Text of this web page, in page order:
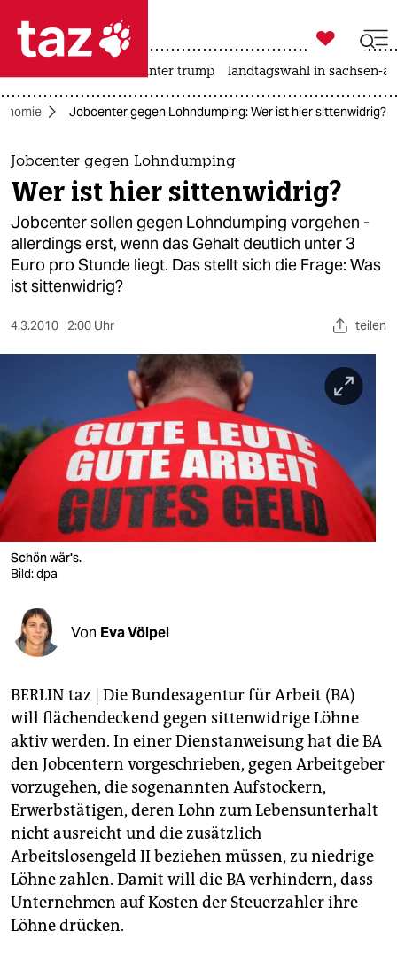
 taz zahl ich
taz zahl ich
themen
politik
öko
gesellschaft
kultur
sport
nord
wahrheit
verlag
verlag
shop
fragen & hilfe
unterstützen
abo
genossenschaft
epaper login

taz zahl ich
usa unter trump landtagswahl in sachsen-
Jobcenter gegen Lohndumping: Wer ist hier sittenwidrig?
Jobcenter gegen Lohndumping
Wer ist hier sittenwidrig?
Jobcenter sollen gegen Lohndumping vorgehen -
allerdings erst, wenn das Gehalt deutlich unter 3
Euro pro Stunde liegt. Das stellt sich die Frage: Was
ist sittenwidrig?
4.3.2010 2:00 Uhr teilen
Schön wär's.
Bild: dpa
Von Eva Völpel
BERLIN taz | Die Bundesagentur für Arbeit (BA)
will flächendeckend gegen sittenwidrige Löhne
aktiv werden. In einer Dienstanweisung hat die BA
den Jobcentern vorgeschrieben, gegen Arbeitgeber
vorzugehen, die sogenannten Aufstockern,
Erwerbstätigen, deren Lohn zum Lebensunterhalt
nicht ausreicht und die zusätzlich
Arbeitslosengeld II beziehen müssen, zu niedrige
Löhne zahlen. Damit will die BA verhindern, dass
Unternehmen auf Kosten der Steuerzahler ihre
Löhne drücken.